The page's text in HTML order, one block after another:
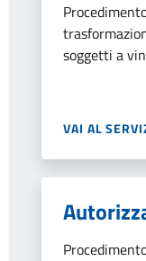
soggetti a
VAI AL